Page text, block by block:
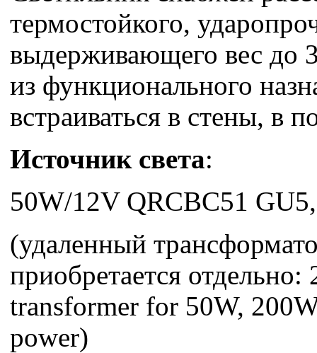
термостойкого,
выдерживающего вес до
из функционального
встраиваться в стены, в
Источник света:
50W/12V QRCBC51
(удаленный
приобретается
transformer for 50W,
power)